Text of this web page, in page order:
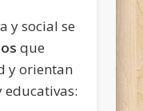
y social se
que
y orientan
educativas: